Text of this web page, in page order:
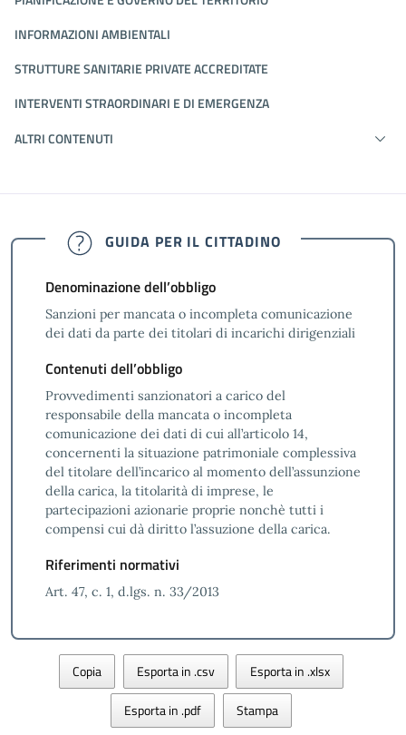
INFORMAZIONI AMBIENTALI
STRUTTURE SANITARIE PRIVATE ACCREDITATE
INTERVENTI STRAORDINARI E DI EMERGENZA
ALTRI CONTENUTI
GUIDA PER IL CITTADINO
Denominazione dell’obbligo
Sanzioni per mancata o incompleta comunicazione
dei dati da parte dei titolari di incarichi dirigenziali
Contenuti dell’obbligo
Provvedimenti sanzionatori a carico del
responsabile della mancata o incompleta
comunicazione dei dati di cui all’articolo 14,
concernenti la situazione patrimoniale complessiva
del titolare dell’incarico al momento dell’assunzione
della carica, la titolarità di imprese, le
partecipazioni azionarie proprie nonchè tutti i
compensi cui dà diritto l’assuzione della carica.
Riferimenti normativi
Art. 47, c. 1, d.lgs. n. 33/2013
Copia Esporta in .csv Esporta in .xlsx
Esporta in .pdf Stampa